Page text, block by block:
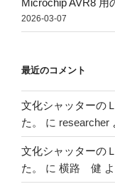
Microchip AVR8 用
2026-03-07
最近のコメント
文化シャッターの
た。
に researcher
文化シャッターの
た。
に 横路 健